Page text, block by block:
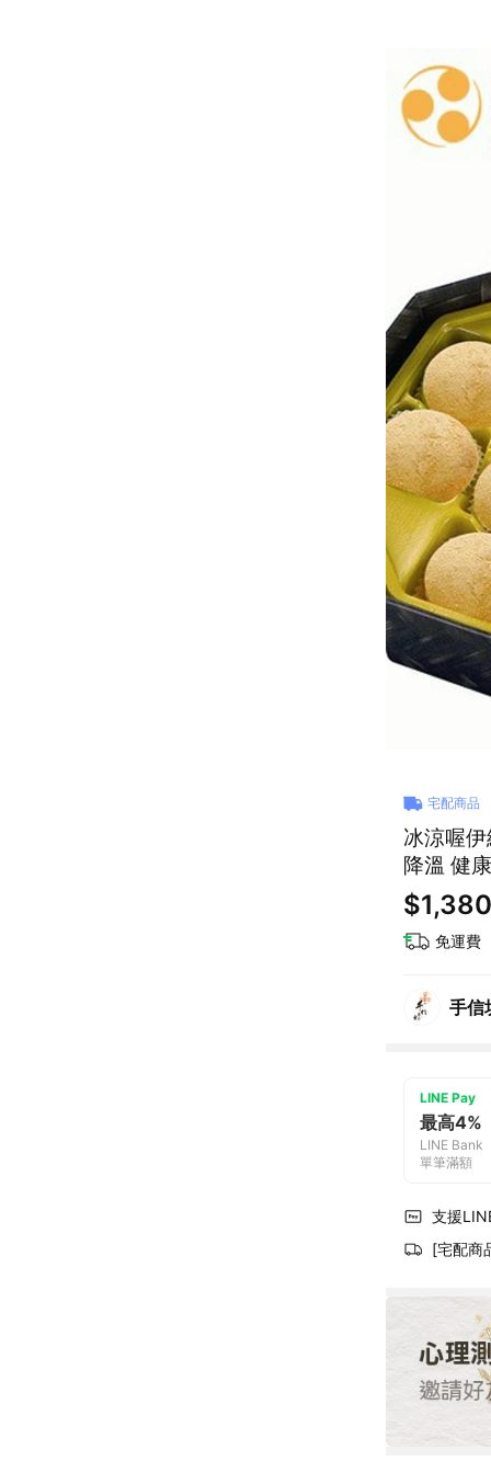
宅配商品
冰涼喔
降溫 健
$1,380
免運費
手信
LINE Pay
最高4%
LINE Bank
單筆滿額
支援
[宅配商